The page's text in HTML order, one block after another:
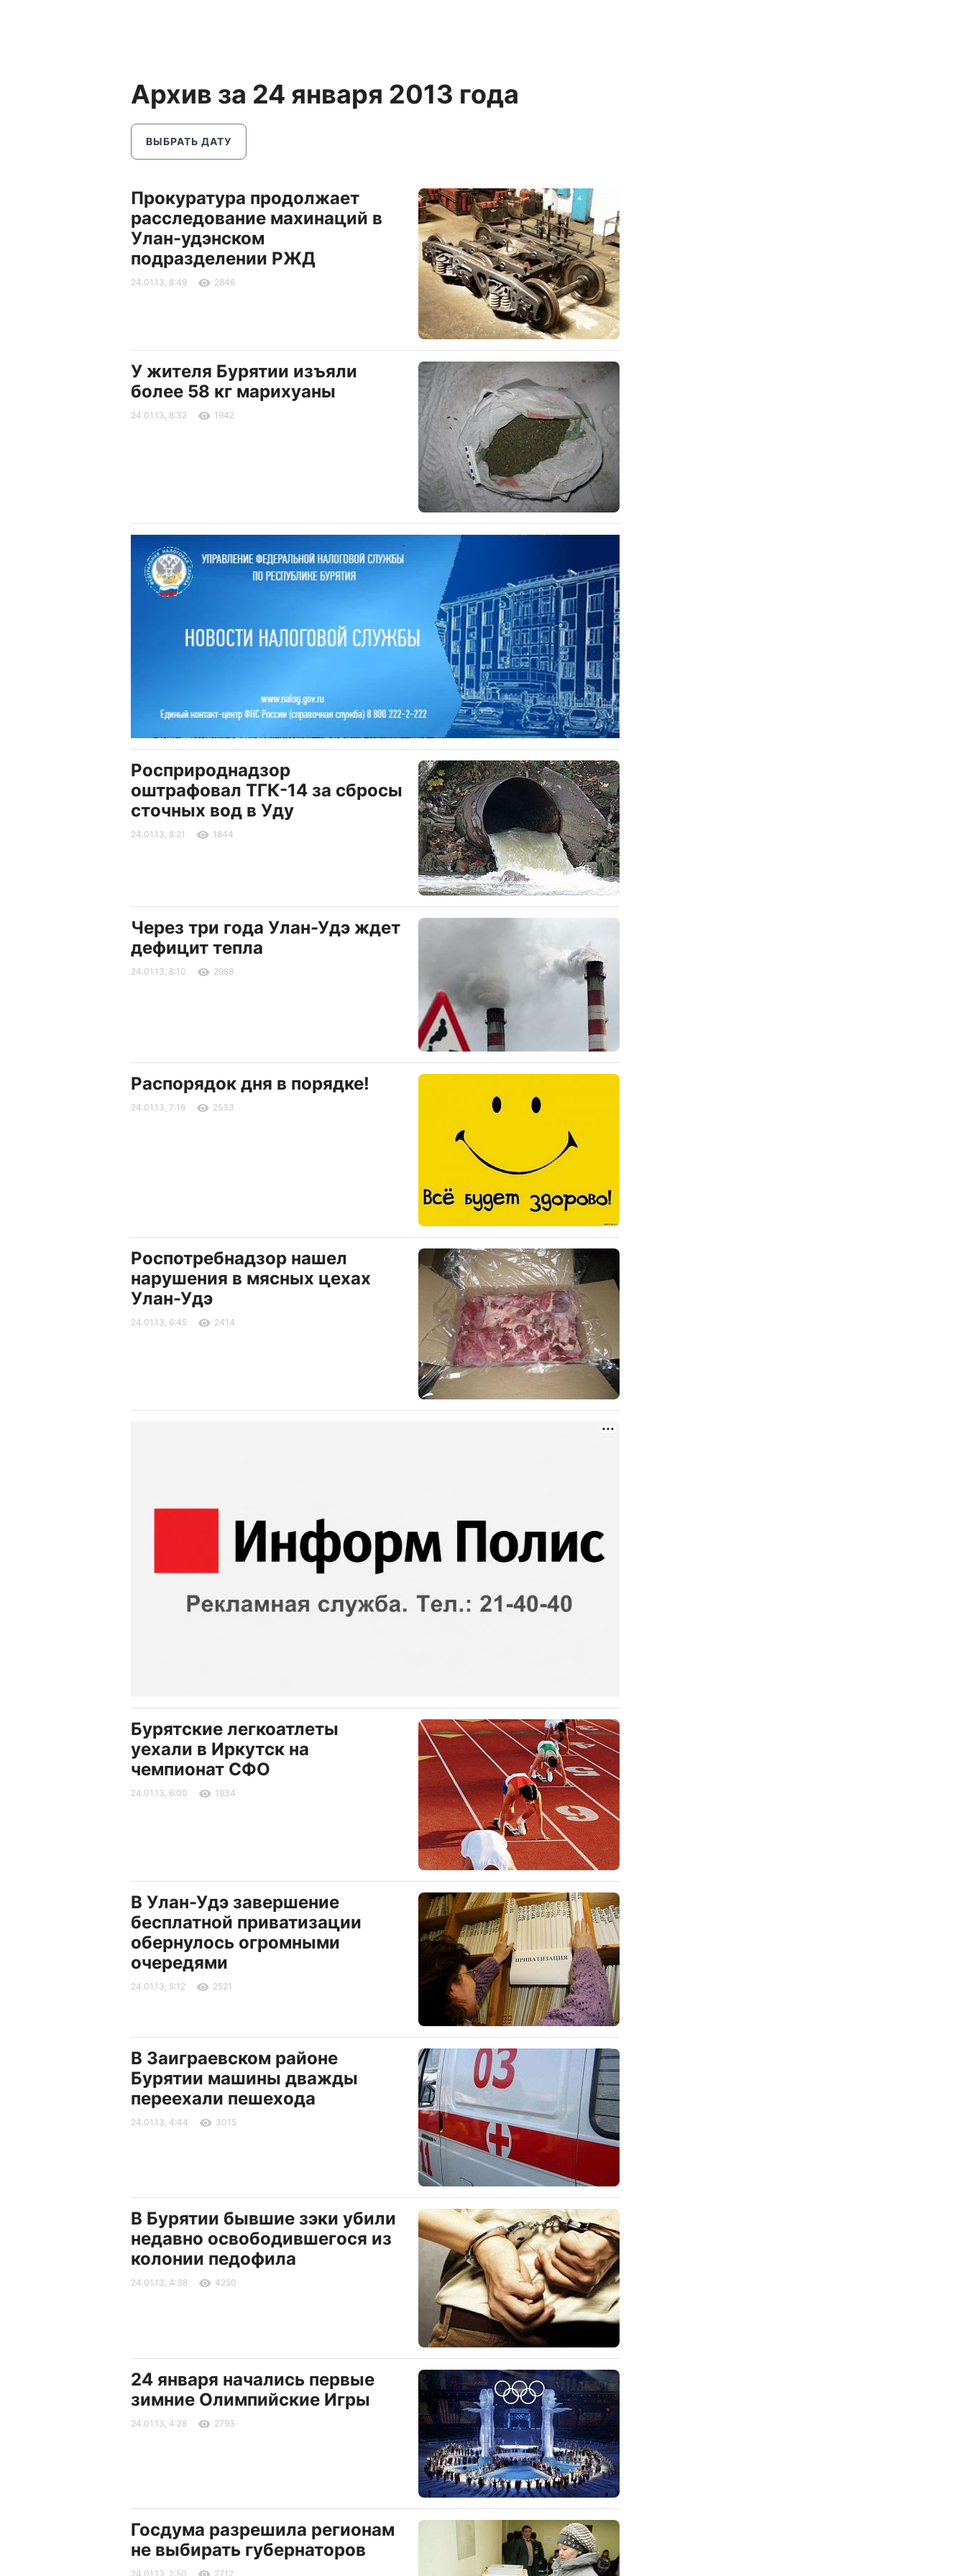
Архив за 24 января 2013 года
ВЫБРАТЬ ДАТУ
Прокуратура продолжает
расследование махинаций в
Улан-удэнском
подразделении РЖД
24.01.13, 8:49 2846
У жителя Бурятии изъяли
более 58 кг марихуаны
24.01.13, 8:32 1942
Росприроднадзор
оштрафовал ТГК-14 за сбросы
сточных вод в Уду
24.01.13, 8:21 1844
Через три года Улан-Удэ ждет
дефицит тепла
24.01.13, 8:10 2988
Распорядок дня в порядке!
24.01.13, 7:16 2533
Роспотребнадзор нашел
нарушения в мясных цехах
Улан-Удэ
24.01.13, 6:45 2414
Бурятские легкоатлеты
уехали в Иркутск на
чемпионат СФО
24.01.13, 6:00 1934
В Улан-Удэ завершение
бесплатной приватизации
обернулось огромными
очередями
24.01.13, 5:12 2521
В Заиграевском районе
Бурятии машины дважды
переехали пешехода
24.01.13, 4:44 3015
В Бурятии бывшие зэки убили
недавно освободившегося из
колонии педофила
24.01.13, 4:38 4250
24 января начались первые
зимние Олимпийские Игры
24.01.13, 4:28 2793
Госдума разрешила регионам
не выбирать губернаторов
24.01.13, 2:50 2712